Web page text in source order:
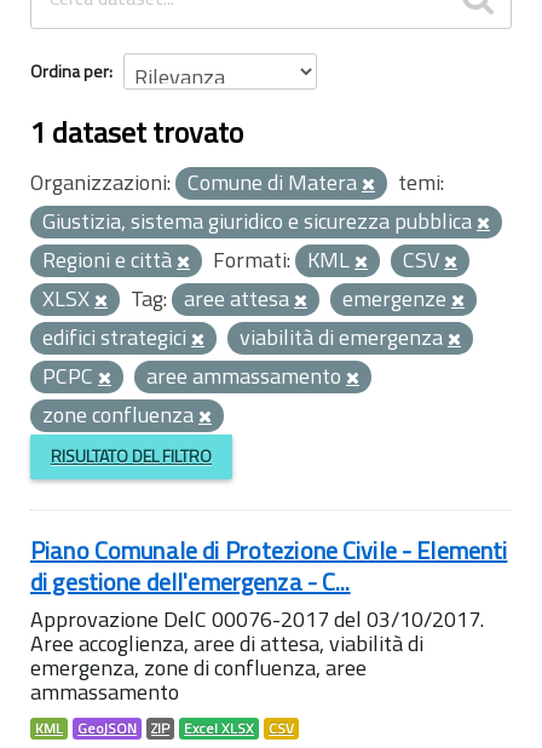
Ordina per
1 dataset trovato
Organizzazioni: Comune di Matera
temi:
Giustizia, sistema giuridico e sicurezza pubblica
Regioni e città
Formati: KML
CSV
XLSX
Tag: aree attesa
emergenze
edifici strategici
viabilità di emergenza
PCPC
aree ammassamento
zone confluenza
RISULTATO DEL FILTRO
Piano Comunale di Protezione Civile - Elementi
di gestione dell'emergenza - C...
Approvazione DelC 00076-2017 del 03/10/2017.
Aree accoglienza, aree di attesa, viabilità di
emergenza, zone di confluenza, aree
ammassamento
KML GeoJSON ZIP Excel XLSX CSV